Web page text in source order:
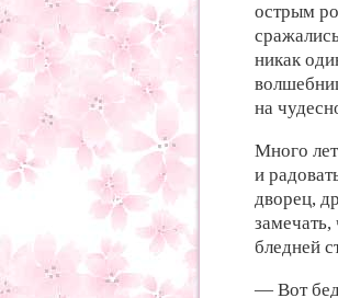
острым
никак
на
Много
и
дворец,
замечать,
бледней
— Вот